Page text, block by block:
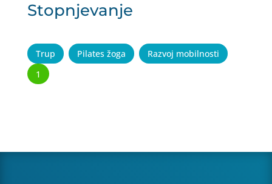
Stopnjevanje
Trup Pilates žoga
Razvoj mobilnosti
1